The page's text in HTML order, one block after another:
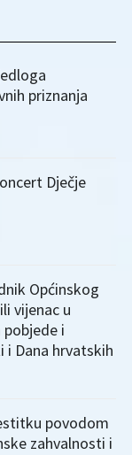
priznanja
Dječje
Općinskog
vijenac u
i
i Dana hrvatskih
povodom
zahvalnosti i